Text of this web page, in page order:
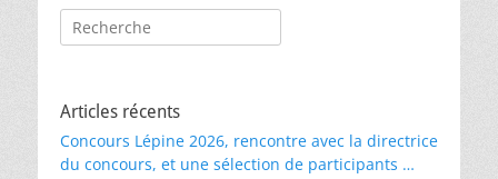
Rechercher :
Articles récents
Concours Lépine 2026, rencontre avec la directrice
du concours, et une sélection de participants …